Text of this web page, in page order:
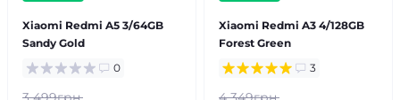
Xiaomi Redmi A5 3/64GB
Sandy Gold
0
Xiaomi Redmi A3 4/128GB
Forest Green
3